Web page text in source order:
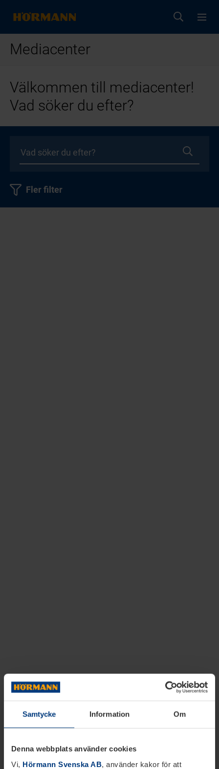
Samtycke Information Om
Denna webbplats använder cookies
Vi, Hörmann Svenska AB, använder kakor för att
Mediacenter
Välkommen till mediacenter!
Vad söker du efter?
Fler filter